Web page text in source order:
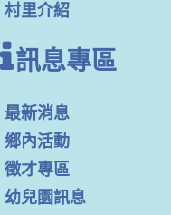
村里介紹
訊息專區
最新消息
鄉內活動
徵才專區
幼兒園訊息